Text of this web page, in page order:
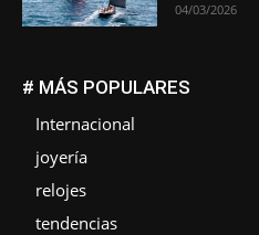
04/03/2026
# MÁS POPULARES
Internacional
joyería
relojes
tendencias